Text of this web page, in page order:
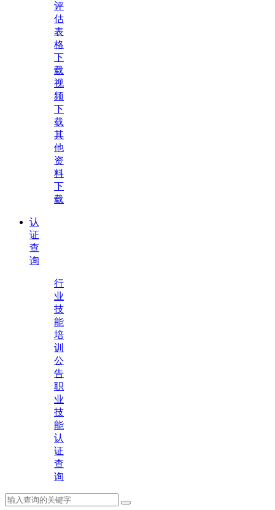
评
估
表
格
下
载
视
频
下
载
其
他
资
料
下
载
认
证
查
询
行
业
技
能
培
训
公
告
职
业
技
能
认
证
查
询